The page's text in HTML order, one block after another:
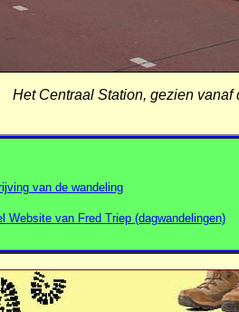
Het Centraal Station, gezien
van de wandeling
Website van Fred Triep (dagwandelingen)